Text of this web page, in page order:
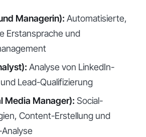
Managerin): Automatisierte,
Erstansprache und
Analyse von LinkedIn-
Lead-Qualifizierung
Media Manager): Social-
Content-Erstellung und